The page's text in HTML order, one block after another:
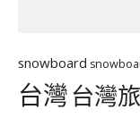
snowboard
台灣台灣